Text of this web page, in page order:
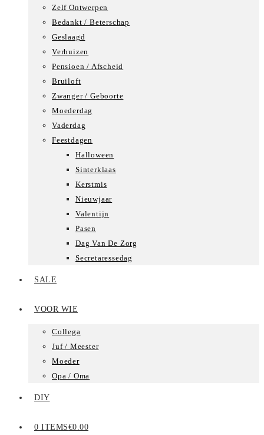
Zelf Ontwerpen
Bedankt / Beterschap
Geslaagd
Verhuizen
Pensioen / Afscheid
Bruiloft
Zwanger / Geboorte
Moederdag
Vaderdag
Feestdagen
Halloween
Sinterklaas
Kerstmis
Nieuwjaar
Valentijn
Pasen
Dag Van De Zorg
Secretaressedag
SALE
VOOR WIE
Collega
Juf / Meester
Moeder
Opa / Oma
DIY
0 ITEMS€0.00